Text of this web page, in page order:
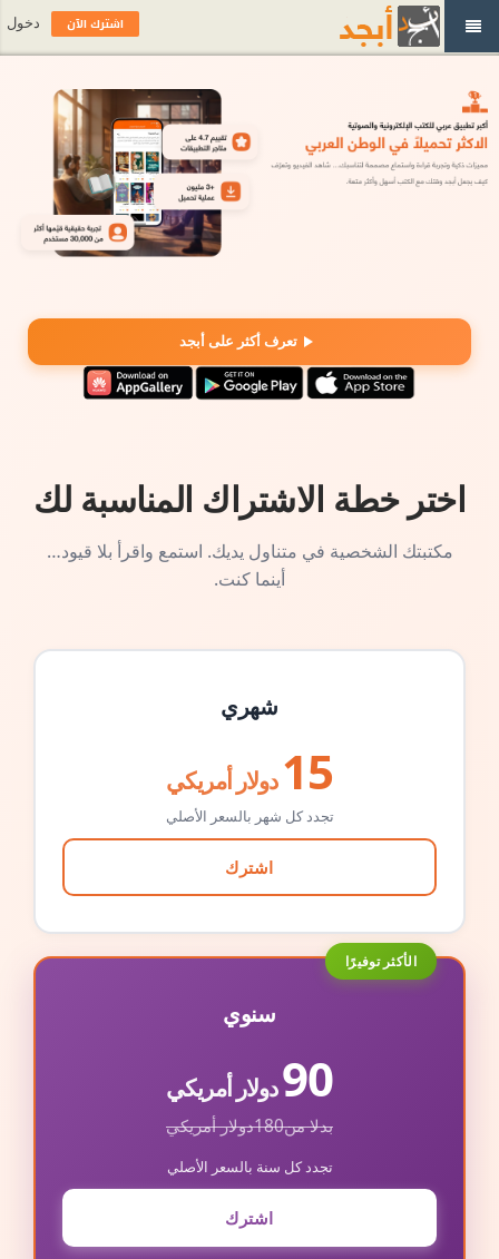
تعرف أكثر على أبجد
اختر خطة الاشتراك المناسبة لك
مكتبتك الشخصية في متناول يديك. استمع واقرأ بلا قيود…
أينما كنت.
شهري
15 دولار أمريكي
تجدد كل شهر بالسعر الأصلي
اشترك
الأكثر توفيرًا
سنوي
90دولار أمريكي
بدلا من180دولار أمريكي
تجدد كل سنة بالسعر الأصلي
اشترك
اشترك الآن دخول